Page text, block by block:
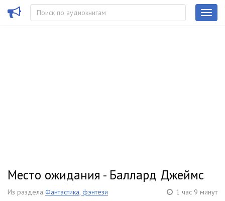
Место ожидания - Баллард Джеймс
Из раздела Фантастика, фэнтези 1 час 9 минут